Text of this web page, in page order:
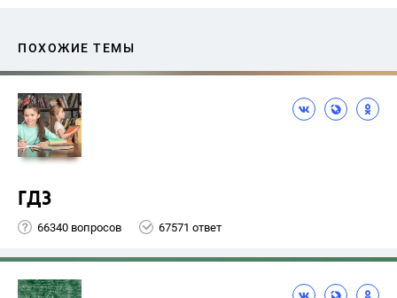
ПОХОЖИЕ ТЕМЫ
ГДЗ
66340 вопросов 67571 ответ